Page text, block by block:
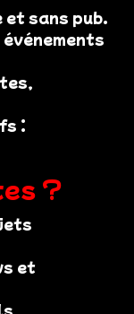
et sans pub.
:
?
et